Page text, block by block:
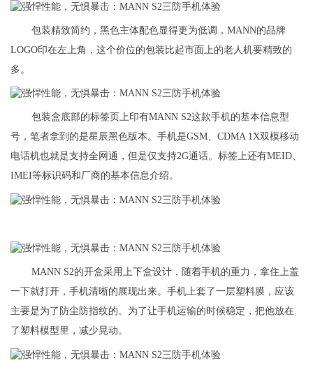
包装精致简约，黑色主体配色显得更为低调，MANN的品牌
LOGO印在左上角，这个价位的包装比起市面上的老人机要精致的
多。
包装盒底部的标签页上印有MANN S2这款手机的基本信息型
号，笔者拿到的是星辰黑色版本。手机是GSM、CDMA 1X双模移动
电话机也就是支持全网通，但是仅支持2G通话。标签上还有MEID、
IMEI等标识码和厂商的基本信息介绍。
MANN S2的开盒采用上下盒设计，随着手机的重力，拿住上盖
一下就打开，手机清晰的展现出来。手机上套了一层塑料膜，应该
主要是为了防尘防指纹的。为了让手机运输的时候稳定，把他放在
了塑料模型里，减少晃动。